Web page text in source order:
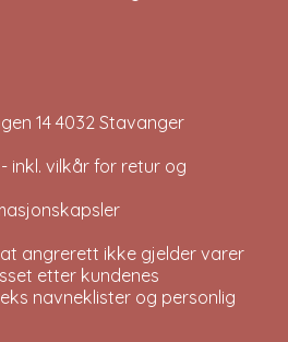
14 4032 Stavanger
inkl. vilkår for retur og
angrerett ikke gjelder varer
etter kundenes
navneklister og personlig